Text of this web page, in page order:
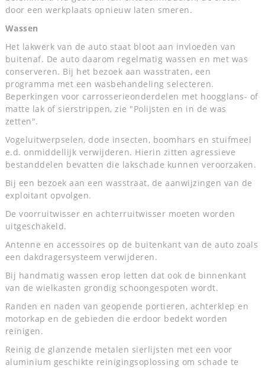
door een werkplaats opnieuw laten smeren.
Wassen
Het lakwerk van de auto staat bloot aan invloeden van
buitenaf. De auto daarom regelmatig wassen en met was
conserveren. Bij het bezoek aan wasstraten, een
programma met een wasbehandeling selecteren.
Beperkingen voor carrosserieonderdelen met hoogglans- of
matte lak of sierstrippen, zie "Polijsten en in de was
zetten".
Vogeluitwerpselen, dode insecten, boomhars en stuifmeel
e.d. onmiddellijk verwijderen. Hierin zitten agressieve
bestanddelen bevatten die lakschade kunnen veroorzaken.
Bij een bezoek aan een wasstraat, de aanwijzingen van de
exploitant opvolgen.
De voorruitwisser en achterruitwisser moeten worden
uitgeschakeld.
Antenne en accessoires op de buitenkant van de auto zoals
een dakdragersysteem verwijderen.
Bij handmatig wassen erop letten dat ook de binnenkant
van de wielkasten grondig schoongespoten wordt.
Randen en naden van geopende portieren, achterklep en
motorkap en de gebieden die erdoor bedekt worden
reinigen.
Reinig de glanzende metalen sierlijsten met een voor
aluminium geschikte reinigingsoplossing om schade te